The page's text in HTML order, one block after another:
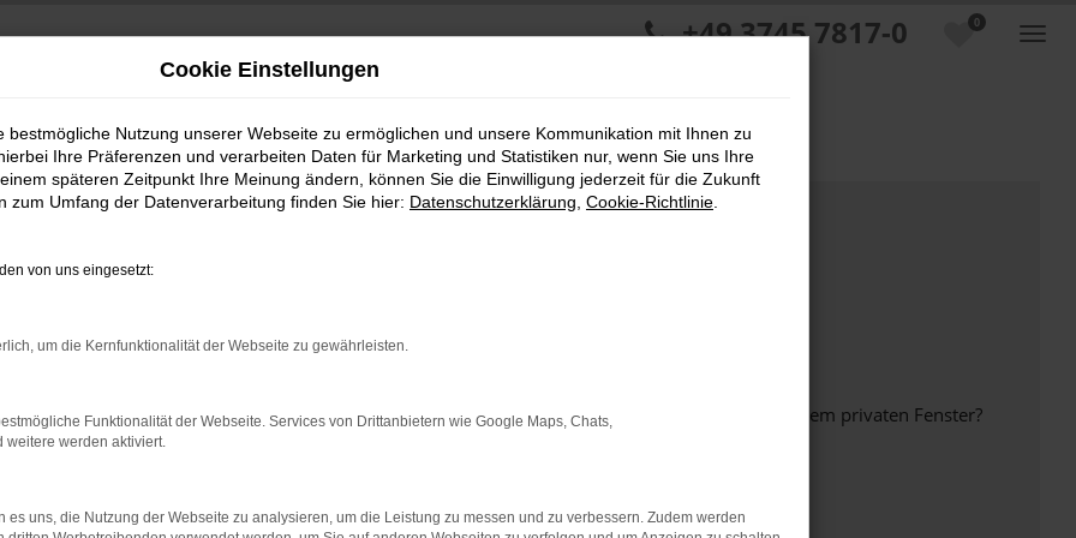
0
+49 3745 7817-0
bestimmter Seiten verhindern. Funktioniert die Seite in einem anderen Browser oder in einem privaten Fenster?
beheben.
auf dem neuesten Stand sind.
Cookie Einstellungen
bestmögliche Nutzung unserer Webseite zu ermöglichen und unsere Kommunikation mit Ihnen zu
Ihre Präferenzen und verarbeiten Daten für Marketing und Statistiken nur, wenn Sie uns Ihre
späteren Zeitpunkt Ihre Meinung ändern, können Sie die Einwilligung jederzeit für die Zukunft
zum Umfang der Datenverarbeitung finden Sie hier: Datenschutzerklärung Cookie-Richtlinie
von uns eingesetzt:
um die Kernfunktionalität der Webseite zu gewährleisten.
Funktionalität der Webseite. Services von Drittanbietern wie Google Maps, Chats,
weitere werden aktiviert.
es uns, die Nutzung der Webseite zu analysieren, um die Leistung zu messen und zu verbessern. Zudem werden